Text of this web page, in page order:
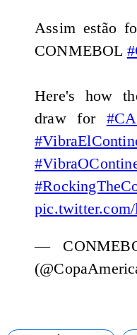
Assim estão
CONMEBOL
Here's how
draw for
—